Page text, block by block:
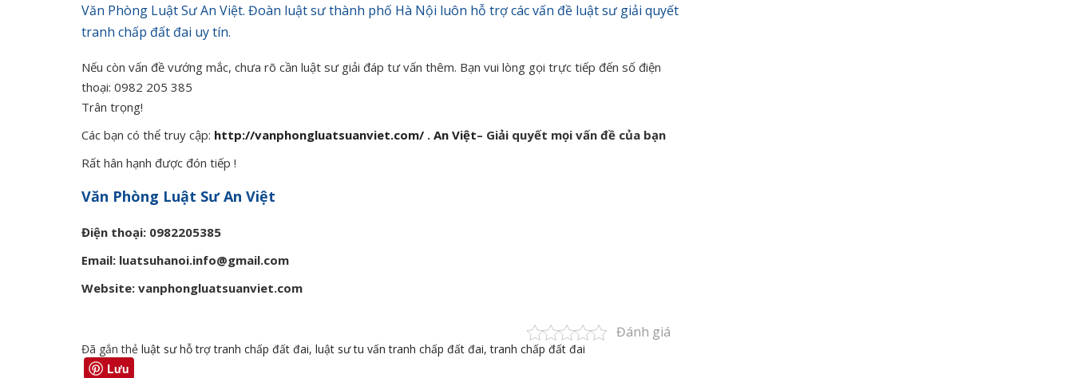
Văn Phòng Luật Sư An Việt. Đoàn luật sư thành phố Hà Nội luôn hỗ trợ các vấn đề luật sư giải quyết
tranh chấp đất đai uy tín.
Nếu còn vấn đề vướng mắc, chưa rõ cần luật sư giải đáp tư vấn thêm. Bạn vui lòng gọi trực tiếp đến số điện
thoại: 0982 205 385
Trân trọng!
Các bạn có thể truy cập: http://vanphongluatsuanviet.com/ . An Việt– Giải quyết mọi vấn đề của bạn
Rất hân hạnh được đón tiếp !
Văn Phòng Luật Sư An Việt
Điện thoại: 0982205385
Email: luatsuhanoi.info@gmail.com
Website: vanphongluatsuanviet.com
Đánh giá
Đã gắn thẻ luật sư hỗ trợ tranh chấp đất đai, luật sư tu vấn tranh chấp đất đai,tranh chấp đất đai
Lưu